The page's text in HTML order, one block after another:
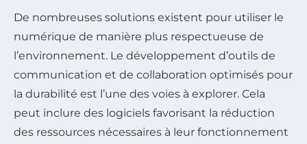
De nombreuses solutions existent pour utiliser le
numérique de manière plus respectueuse de
l’environnement. Le développement d’outils de
communication et de collaboration optimisés pour
la durabilité est l’une des voies à explorer. Cela
peut inclure des logiciels favorisant la réduction
des ressources nécessaires à leur fonctionnement